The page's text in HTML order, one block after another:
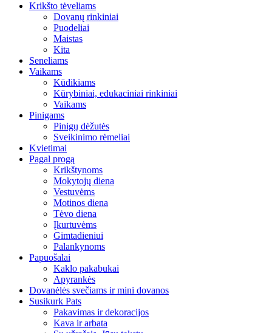
Krikšto tėveliams
Dovanų rinkiniai
Puodeliai
Maistas
Kita
Seneliams
Vaikams
Kūdikiams
Kūrybiniai, edukaciniai rinkiniai
Vaikams
Pinigams
Pinigų dėžutės
Sveikinimo rėmeliai
Kvietimai
Pagal progą
Krikštynoms
Mokytojų diena
Vestuvėms
Motinos diena
Tėvo diena
Įkurtuvėms
Gimtadieniui
Palankynoms
Papuošalai
Kaklo pakabukai
Apyrankės
Dovanėlės svečiams ir mini dovanos
Susikurk Pats
Pakavimas ir dekoracijos
Kava ir arbata